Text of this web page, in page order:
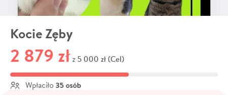
Kocie Zęby
2 879 zł z 5 000 zł (Cel)
Wpłaciło 35 osób